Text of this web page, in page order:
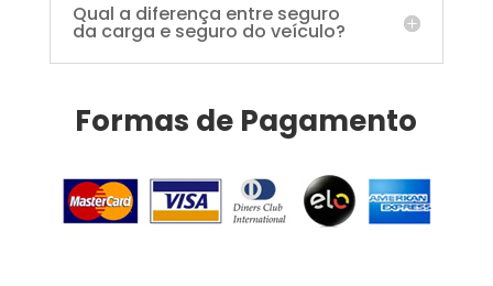
Qual a diferença entre seguro
da carga e seguro do veículo?
Formas de Pagamento